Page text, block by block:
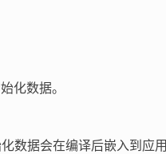
化数据。
数据会在编译后嵌入到应用